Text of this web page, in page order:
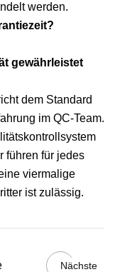
werden.
gewährleistet
dem Standard
im QC-Team.
führen für jedes
viermalige
ist zulässig.
Nächste